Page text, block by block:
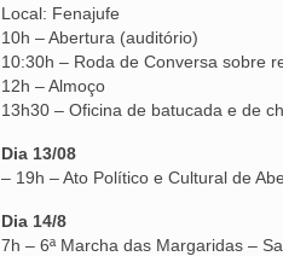
Local: Fenajufe
10h – Abertura (auditório)
10:30h – Roda de Conversa sobre
12h – Almoço
13h30 – Oficina de batucada e de
Dia 13/08
– 19h – Ato Político e Cultural de
Dia 14/8
7h – 6ª Marcha das Margaridas –